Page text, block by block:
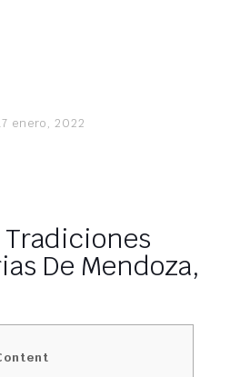
enero, 2022
De Mendoza,